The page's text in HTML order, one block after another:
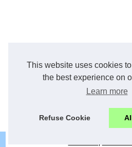
This website uses cookies
the best experience on
Learn more
Refuse Cookie